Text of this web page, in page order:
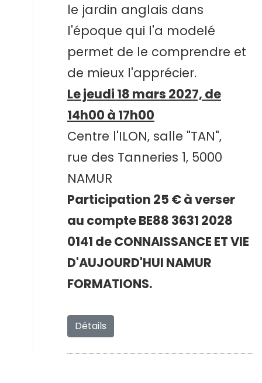
le jardin anglais dans
l'époque qui l'a modelé
permet de le comprendre et
de mieux l'apprécier.
Le jeudi 18 mars 2027, de
14h00 à 17h00
Centre l'ILON, salle "TAN",
rue des Tanneries 1, 5000
NAMUR
Participation 25 € à verser
au compte BE88 3631 2028
0141 de CONNAISSANCE ET VIE
D'AUJOURD'HUI NAMUR
FORMATIONS.
Détails